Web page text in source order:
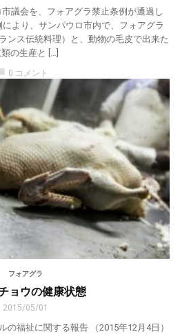
議会を、フォアグラ禁止条例が通過し
より、サンパウロ市内で、フォアグラ
ンス伝統料理）と、動物の毛皮で出来た
の生産と […]
chat_bubble 0 コメント
フォアグラ
ョウの健康状態
2015/05/01
の福祉に関する報告 （2015年12月4日）